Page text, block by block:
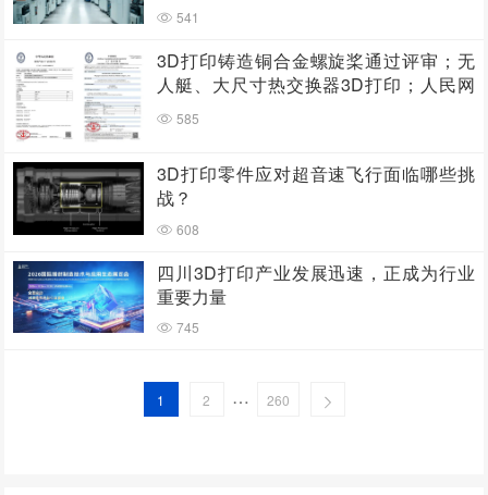
541
3D打印铸造铜合金螺旋桨通过评审；无
人艇、大尺寸热交换器3D打印；人民网
报道两家3D打印企业
585
3D打印零件应对超音速飞行面临哪些挑
战？
608
四川3D打印产业发展迅速，正成为行业
重要力量
745
1 2 … 260